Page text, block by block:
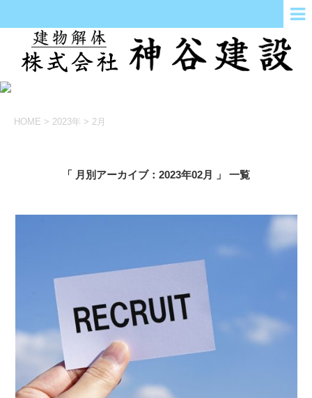
HOME > 2023年 > 2月
「 月別アーカイブ：2023年02月 」 一覧